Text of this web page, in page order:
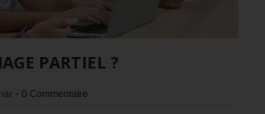
PARTIEL ?
- 0 Commentaire